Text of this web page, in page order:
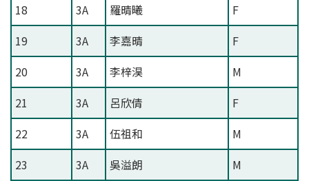
18
3A 羅晴曦
F
19
3A 李嘉晴
F
20
3A 李梓淏
M
21
3A 呂欣倩
F
22
3A 伍祖和
M
23
3A 吳溢朗
M